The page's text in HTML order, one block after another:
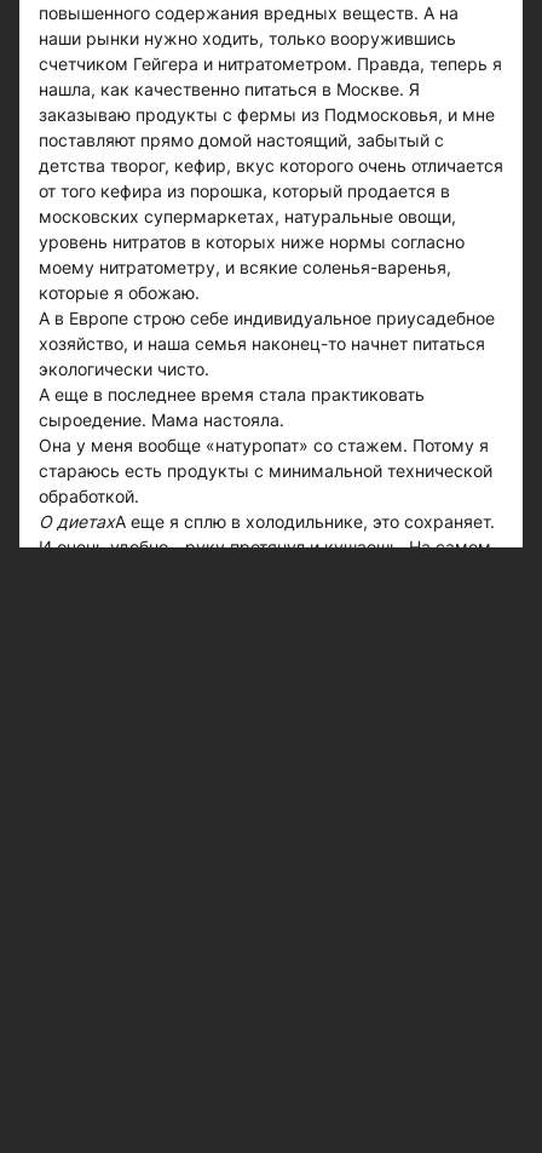
повышенного содержания вредных веществ. А на
наши рынки нужно ходить, только вооружившись
счетчиком Гейгера и нитратометром. Правда, теперь я
нашла, как качественно питаться в Москве. Я
заказываю продукты с фермы из Подмосковья, и мне
поставляют прямо домой настоящий, забытый с
детства творог, кефир, вкус которого очень отличается
от того кефира из порошка, который продается в
московских супермаркетах, натуральные овощи,
уровень нитратов в которых ниже нормы согласно
моему нитратометру, и всякие соленья-варенья,
которые я обожаю.
А в Европе строю себе индивидуальное приусадебное
хозяйство, и наша семья наконец-то начнет питаться
экологически чисто.
А еще в последнее время стала практиковать
сыроедение. Мама настояла.
Она у меня вообще «натуропат» со стажем. Потому я
стараюсь есть продукты с минимальной технической
обработкой.
О диетахА еще я сплю в холодильнике, это сохраняет.
И очень удобно - руку протянул и кушаешь. На самом